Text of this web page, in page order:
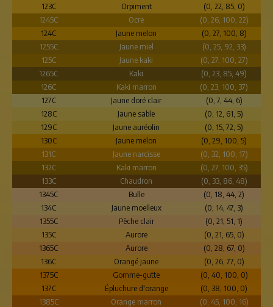
123C
Orpiment
(0, 22, 85, 0)
1245C
Ocre
(0, 26, 100, 22)
124C
Jaune melon
(0, 27, 100, 8)
1255C
Jaune miel
(0, 25, 92, 33)
125C
Jaune kaki
(0, 27, 100, 27)
1265C
Kaki
(0, 23, 85, 49)
126C
Kaki marron
(0, 23, 100, 37)
127C
Jaune doré clair
(0, 7, 44, 6)
128C
Jaune sable
(0, 12, 61, 5)
129C
Jaune auréolin
(0, 15, 72, 5)
130C
Jaune melon
(0, 29, 100, 5)
131C
Jaune narcisse
(0, 32, 100, 17)
132C
Kaki marron
(0, 27, 100, 35)
133C
Chaudron
(0, 33, 86, 48)
1345C
Bulle
(0, 18, 44, 2)
134C
Jaune moelleux
(0, 14, 47, 3)
1355C
Pêche clair
(0, 21, 51, 1)
135C
Aurore
(0, 21, 65, 0)
1365C
Aurore
(0, 28, 67, 0)
136C
Orangé jaune
(0, 26, 77, 0)
1375C
Gomme-gutte
(0, 40, 100, 0)
137C
Épluchure d'orange
(0, 38, 100, 0)
1385C
Orange marron
(0, 45, 100, 16)